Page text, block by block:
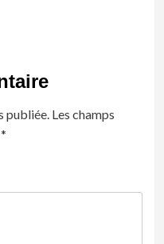
publiée. Les champs
*